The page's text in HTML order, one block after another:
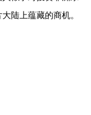
陆上蕴藏的商机。